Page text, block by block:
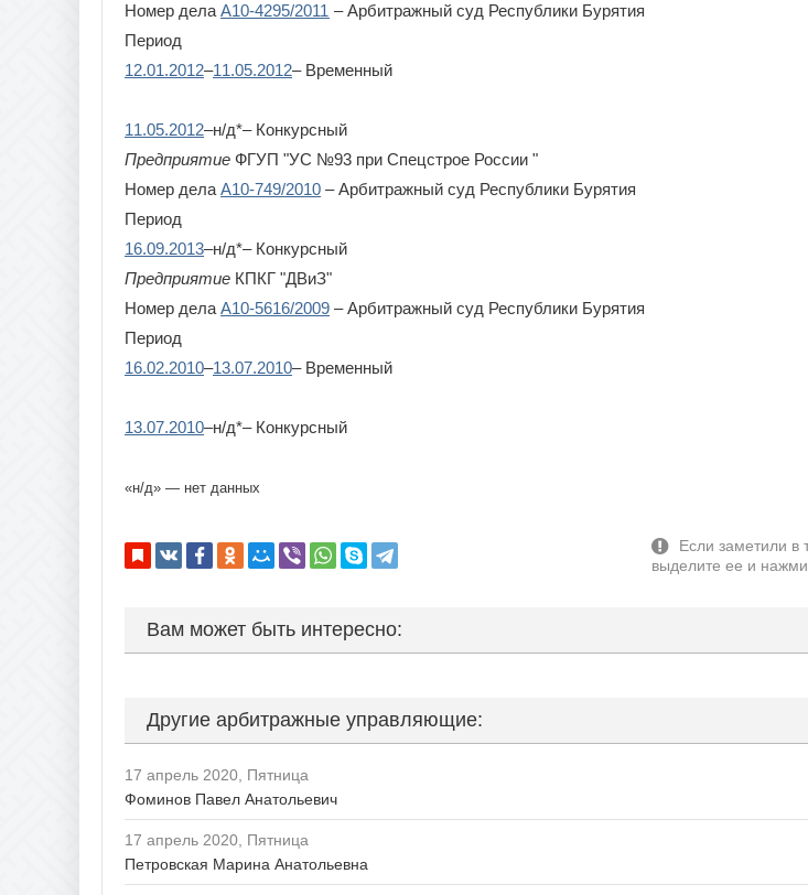
Номер дела А10-4295/2011 – Арбитражный суд Республики Бурятия
Период
12.01.2012–11.05.2012– Временный
11.05.2012–н/д*– Конкурсный
Предприятие ФГУП "УС №93 при Спецстрое России "
Номер дела А10-749/2010 – Арбитражный суд Республики Бурятия
Период
16.09.2013–н/д*– Конкурсный
Предприятие КПКГ "ДВиЗ"
Номер дела А10-5616/2009 – Арбитражный суд Республики Бурятия
Период
16.02.2010–13.07.2010– Временный
13.07.2010–н/д*– Конкурсный
«н/д» — нет данных
Вам может быть интересно:
Другие арбитражные управляющие:
17 апрель 2020, Пятница
Фоминов Павел Анатольевич
17 апрель 2020, Пятница
Петровская Марина Анатольевна